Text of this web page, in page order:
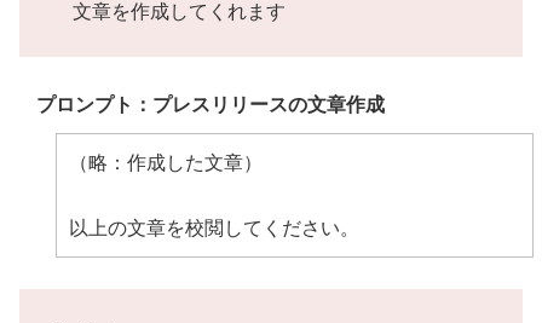
文章を作成してくれます
プロンプト：プレスリリースの文章作成
（略：作成した文章）
以上の文章を校閲してください。